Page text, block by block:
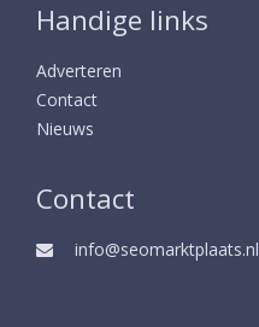
Handige links
Adverteren
Contact
Nieuws
Contact
info@seomarktplaats.nl